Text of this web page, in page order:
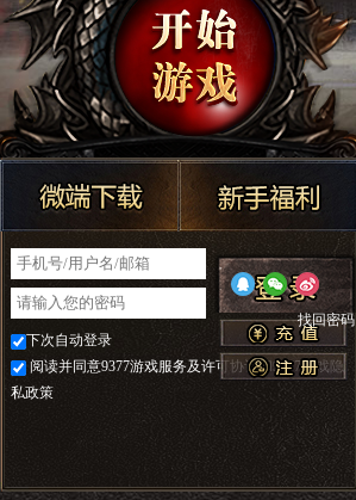
下次自动登录
阅读并同意9377游戏服务及许可协议和9377游戏隐
私政策
找回密码